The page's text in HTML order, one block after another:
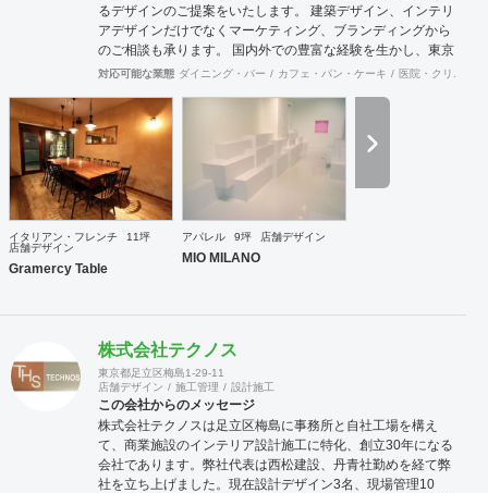
るデザインのご提案をいたします。 建築デザイン、インテリ
アデザインだけでなくマーケティング、ブランディングから
のご相談も承ります。 国内外での豊富な経験を生かし、東京
を中心に全国、海外での対応も可能です。 【受賞歴】 青島
Award 2008入選(MIO milano) JCD Design Award 2008入選
(Vinegar Cafe SU) colordesigner国際コンペ：mentions受賞
peepshow国際コンペ2005：best10project Miami Bienal
2003：第2ステージ進出 一級建築士事務所 東京都知事登
録 第59763号
対応可能な業態 ダイニング・バー カフェ・パン・ケーキ 医院・クリニック
イタリアン・フレンチ
11坪
店舗デザイン
Gramercy Table
アパレル 9坪 店舗デザイン
MIO MILANO
株式会社テクノス
東京都足立区梅島1-29-11
店舗デザイン
施工管理 設計施工
この会社からのメッセージ
株式会社テクノスは足立区梅島に事務所と自社工場を構え
て、商業施設のインテリア設計施工に特化、創立30年になる
会社であります。弊社代表は西松建設、丹青社勤めを経て弊
社を立ち上げました。現在設計デザイン3名、現場管理10